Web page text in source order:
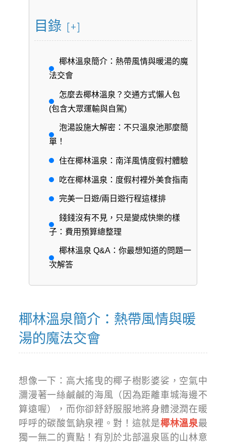
目錄 [+]
椰林溫泉簡介：熱帶風情與暖湯的魔
法交會
怎麼去椰林溫泉？交通方式懶人包
(包含大眾運輸與自駕)
泡湯設施大解密：不只溫泉池那麼簡
單！
住在椰林溫泉：南洋風情度假村體驗
吃在椰林溫泉：度假村裡外美食指南
完美一日遊/兩日遊行程這樣排
錢錢沒有不見，只是變成快樂的樣
子：費用預算總整理
椰林溫泉 Q&A：你最想知道的問題一
次解答
椰林溫泉簡介：熱帶風情與暖
湯的魔法交會
想像一下：高大搖曳的椰子樹影婆娑，空氣中
瀰漫著一絲鹹鹹的海風（因為距離車城海邊不
算遠喔），而你卻舒舒服服地將身體浸潤在暖
呼呼的碳酸氫鈉泉裡。對！這就是椰林溫泉最
獨一無二的賣點！有別於北部溫泉區的山林意